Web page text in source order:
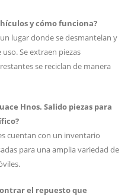
y cómo funciona?
lugar donde se desmantelan y
Se extraen piezas
se reciclan de manera
Hnos. Salido piezas para
cuentan con un inventario
para una amplia variedad de
el repuesto que